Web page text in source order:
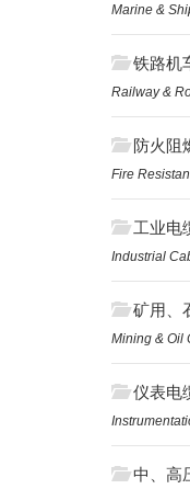
Marine &
铁路机
Railway &
防火阻
Fire
工业电
Industrial
矿用、
Mining & Oil
仪表电
中、高